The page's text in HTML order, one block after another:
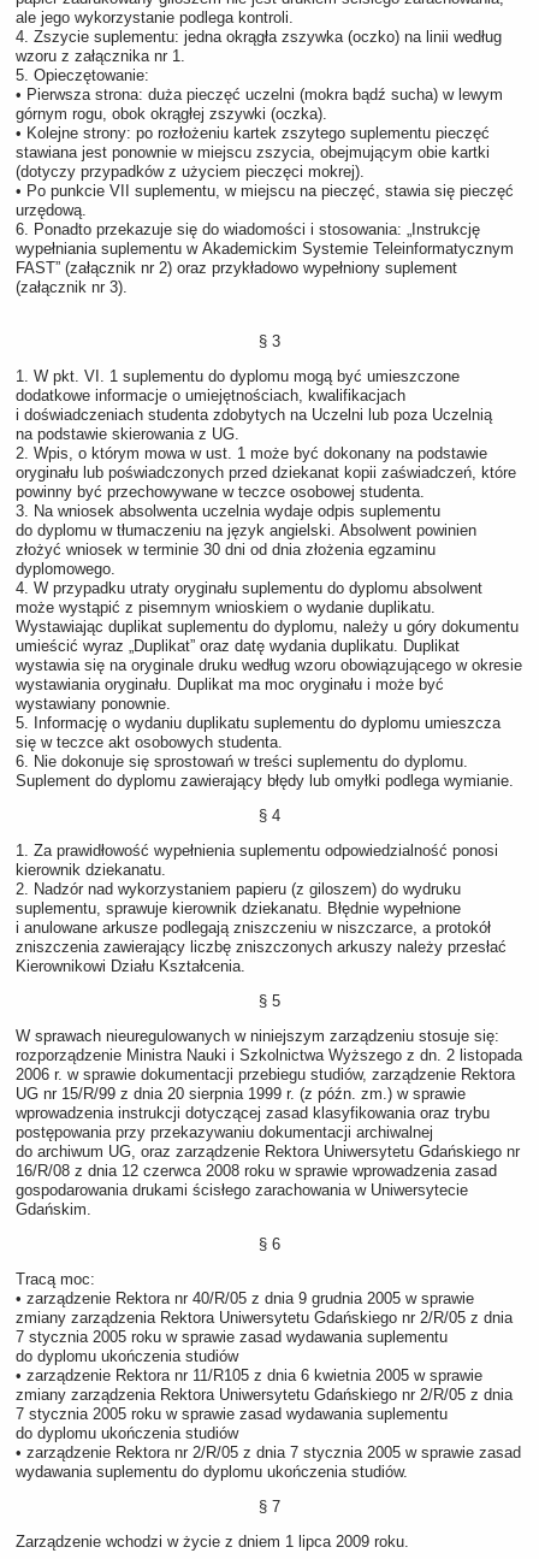
ale jego wykorzystanie podlega kontroli.
4. Zszycie suplementu: jedna okrągła zszywka (oczko) na linii według
wzoru z załącznika nr 1.
5. Opieczętowanie:
• Pierwsza strona: duża pieczęć uczelni (mokra bądź sucha) w lewym
górnym rogu, obok okrągłej zszywki (oczka).
• Kolejne strony: po rozłożeniu kartek zszytego suplementu pieczęć
stawiana jest ponownie w miejscu zszycia, obejmującym obie kartki
(dotyczy przypadków z użyciem pieczęci mokrej).
• Po punkcie VII suplementu, w miejscu na pieczęć, stawia się pieczęć
urzędową.
6. Ponadto przekazuje się do wiadomości i stosowania: „Instrukcję
wypełniania suplementu w Akademickim Systemie Teleinformatycznym
FAST” (załącznik nr 2) oraz przykładowo wypełniony suplement
(załącznik nr 3).
§ 3
1. W pkt. VI. 1 suplementu do dyplomu mogą być umieszczone
dodatkowe informacje o umiejętnościach, kwalifikacjach
i doświadczeniach studenta zdobytych na Uczelni lub poza Uczelnią
na podstawie skierowania z UG.
2. Wpis, o którym mowa w ust. 1 może być dokonany na podstawie
oryginału lub poświadczonych przed dziekanat kopii zaświadczeń, które
powinny być przechowywane w teczce osobowej studenta.
3. Na wniosek absolwenta uczelnia wydaje odpis suplementu
do dyplomu w tłumaczeniu na język angielski. Absolwent powinien
złożyć wniosek w terminie 30 dni od dnia złożenia egzaminu
dyplomowego.
4. W przypadku utraty oryginału suplementu do dyplomu absolwent
może wystąpić z pisemnym wnioskiem o wydanie duplikatu.
Wystawiając duplikat suplementu do dyplomu, należy u góry dokumentu
umieścić wyraz „Duplikat” oraz datę wydania duplikatu. Duplikat
wystawia się na oryginale druku według wzoru obowiązującego w okresie
wystawiania oryginału. Duplikat ma moc oryginału i może być
wystawiany ponownie.
5. Informację o wydaniu duplikatu suplementu do dyplomu umieszcza
się w teczce akt osobowych studenta.
6. Nie dokonuje się sprostowań w treści suplementu do dyplomu.
Suplement do dyplomu zawierający błędy lub omyłki podlega wymianie.
§ 4
1. Za prawidłowość wypełnienia suplementu odpowiedzialność ponosi
kierownik dziekanatu.
2. Nadzór nad wykorzystaniem papieru (z giloszem) do wydruku
suplementu, sprawuje kierownik dziekanatu. Błędnie wypełnione
i anulowane arkusze podlegają zniszczeniu w niszczarce, a protokół
zniszczenia zawierający liczbę zniszczonych arkuszy należy przesłać
Kierownikowi Działu Kształcenia.
§ 5
W sprawach nieuregulowanych w niniejszym zarządzeniu stosuje się:
rozporządzenie Ministra Nauki i Szkolnictwa Wyższego z dn. 2 listopada
2006 r. w sprawie dokumentacji przebiegu studiów, zarządzenie Rektora
UG nr 15/R/99 z dnia 20 sierpnia 1999 r. (z późn. zm.) w sprawie
wprowadzenia instrukcji dotyczącej zasad klasyfikowania oraz trybu
postępowania przy przekazywaniu dokumentacji archiwalnej
do archiwum UG, oraz zarządzenie Rektora Uniwersytetu Gdańskiego nr
16/R/08 z dnia 12 czerwca 2008 roku w sprawie wprowadzenia zasad
gospodarowania drukami ścisłego zarachowania w Uniwersytecie
Gdańskim.
§ 6
Tracą moc:
• zarządzenie Rektora nr 40/R/05 z dnia 9 grudnia 2005 w sprawie
zmiany zarządzenia Rektora Uniwersytetu Gdańskiego nr 2/R/05 z dnia
7 stycznia 2005 roku w sprawie zasad wydawania suplementu
do dyplomu ukończenia studiów
• zarządzenie Rektora nr 11/R105 z dnia 6 kwietnia 2005 w sprawie
zmiany zarządzenia Rektora Uniwersytetu Gdańskiego nr 2/R/05 z dnia
7 stycznia 2005 roku w sprawie zasad wydawania suplementu
do dyplomu ukończenia studiów
• zarządzenie Rektora nr 2/R/05 z dnia 7 stycznia 2005 w sprawie zasad
wydawania suplementu do dyplomu ukończenia studiów.
§ 7
Zarządzenie wchodzi w życie z dniem 1 lipca 2009 roku.